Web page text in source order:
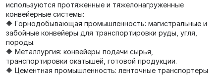
используются протяженные и тяжелонагруженные
конвейерные системы:
🔶 Горнодобывающая промышленность: магистральные и
забойные конвейеры для транспортировки руды, угля,
породы.
🔶 Металлургия: конвейеры подачи сырья,
транспортировки окатышей, готовой продукции.
🔶 Цементная промышленность: ленточные транспортеры